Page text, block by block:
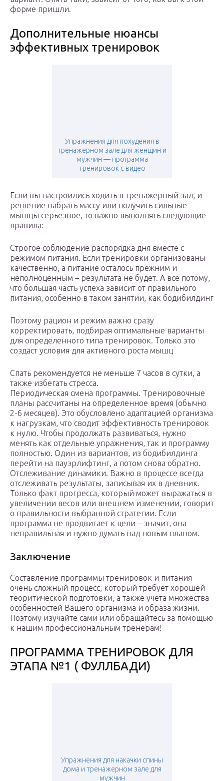
форме пришли.
Дополнительные нюансы
эффективных тренировок
Упражнения для похудения в
тренажерном зале для женщин и
мужчин — программа
тренировок с видео
Если вы настроились ходить в тренажерный зал, и
решение набрать массу или получить сильные
мышцы серьезное, то важно выполнять следующие
правила:
Строгое соблюдение распорядка дня вместе с
режимом питания. Если тренировки организованы
качественно, а питание осталось прежним и
неполноценным – результата не будет. А все потому,
что большая часть успеха зависит от правильного
питания, особенно в таком занятии, как бодибилдинг
Поэтому рацион и режим важно сразу
корректировать, подбирая оптимальные варианты
для определенного типа тренировок. Только это
создаст условия для активного роста мышц
Спать рекомендуется не меньше 7 часов в сутки, а
также избегать стресса.
Периодическая смена программы. Тренировочные
планы рассчитаны на определенное время (обычно
2-6 месяцев). Это обусловлено адаптацией организма
к нагрузкам, что сводит эффективность тренировок
к нулю. Чтобы продолжать развиваться, нужно
менять как отдельные упражнения, так и программу
полностью. Один из вариантов, из бодибилдинга
перейти на пауэрлифтинг, а потом снова обратно.
Отслеживание динамики. Важно в процессе всегда
отслеживать результаты, записывая их в дневник.
Только факт прогресса, который может выражаться в
увеличении весов или внешнем изменении, говорит
о правильности выбранной стратегии. Если
программа не продвигает к цели – значит, она
неправильная и нужно думать над новым планом.
Заключение
Составление программы тренировок и питания
очень сложный процесс, который требует хорошей
теоритической подготовки, а также учета множества
особенностей Вашего организма и образа жизни.
Поэтому изучайте сами или обращайтесь за помощью
к нашим профессиональным тренерам!
ПРОГРАММА ТРЕНИРОВОК ДЛЯ
ЭТАПА №1 ( ФУЛЛБАДИ)
Упражнения для накачки спины
дома и тренажерном зале для
мужчин